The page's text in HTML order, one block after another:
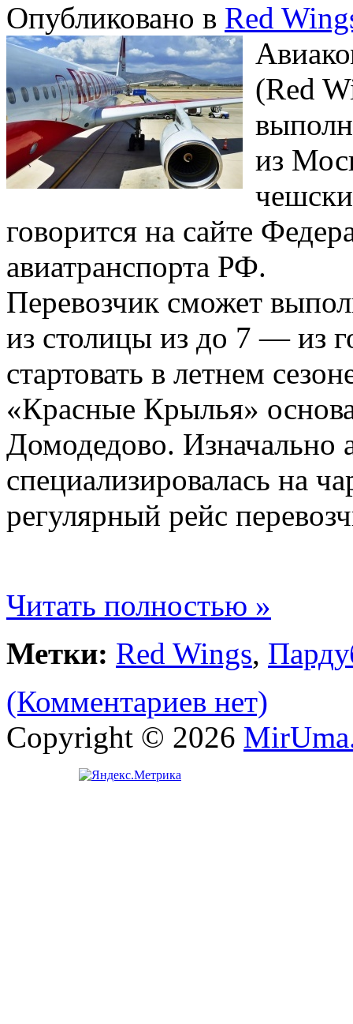
Опубликовано в Red
(Red
из
говорится на сайте
авиатранспорта РФ.
Перевозчик сможет
из столицы из до 7 — из
стартовать в летнем
«Красные Крылья»
Домодедово. Изначально
специализировалась на
регулярный рейс
Читать полностью »
Метки: Red Wings,
(Комментариев нет)
Copyright © 2026